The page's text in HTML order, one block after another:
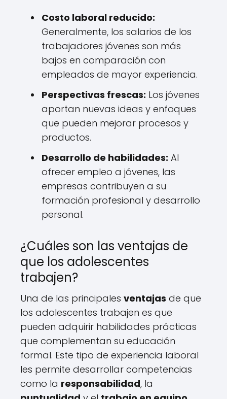
Costo laboral reducido:
Generalmente, los salarios de los
trabajadores jóvenes son más
bajos en comparación con
empleados de mayor experiencia.
Perspectivas frescas: Los jóvenes
aportan nuevas ideas y enfoques
que pueden mejorar procesos y
productos.
Desarrollo de habilidades: Al
ofrecer empleo a jóvenes, las
empresas contribuyen a su
formación profesional y desarrollo
personal.
¿Cuáles son las ventajas de
que los adolescentes
trabajen?
Una de las principales ventajas de que
los adolescentes trabajen es que
pueden adquirir habilidades prácticas
que complementan su educación
formal. Este tipo de experiencia laboral
les permite desarrollar competencias
como la responsabilidad, la